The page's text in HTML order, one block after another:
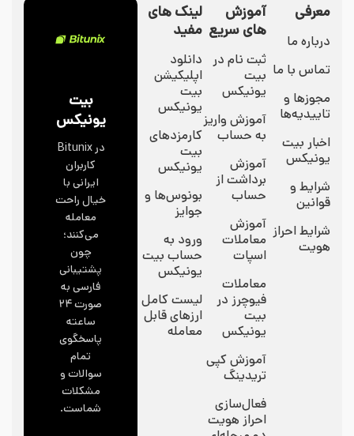
معرفی
درباره ما
تماس با ما
مجوزها و
تاییدیه‌ها
اخبار بیت
یونیکس
شرایط و
قوانین
شرایط احراز
هویت
آموزش
های سریع
ثبت نام در
بیت
یونیکس
آموزش واریز
به حساب
آموزش
برداشت از
حساب
آموزش
معاملات
اسپات
معاملات
فیوچرز در
بیت
یونیکس
آموزش کپی
تریدینگ
فعال‌سازی
احراز هویت
لینک های
مفید
دانلود
اپلیکیشن
بیت
یونیکس
کارمزدهای
بیت
یونیکس
بونوس‌ها و
جوایز
ورود به
حساب بیت
یونیکس
لیست کامل
ارزهای قابل
معامله
بیت
یونیکس
در Bitunix
کاربران
ایرانی با
خیال راحت
معامله
می‌کنند؛
چون
پشتیبانی
فارسی به
صورت ۲۴
ساعته
پاسخگوی
تمام
سوالات و
مشکلات
شماست.